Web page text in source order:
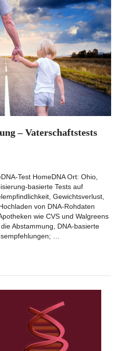
– Vaterschaftstests
Test HomeDNA Ort: Ohio,
basierte Tests auf
Gewichtsverlust,
von DNA-Rohdaten
wie CVS und Walgreens
Abstammung, DNA-basierte
…